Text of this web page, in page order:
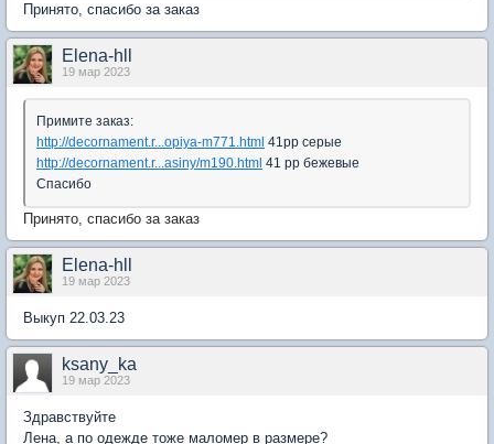
Принято, спасибо за заказ
Elena-hll
19 мар 2023
Примите заказ:
http://decornament.r...opiya-m771.html 41рр серые
http://decornament.r...asiny/m190.html 41 рр бежевые
Спасибо
Принято, спасибо за заказ
Elena-hll
19 мар 2023
Выкуп 22.03.23
ksany_ka
19 мар 2023
Здравствуйте
Лена, а по одежде тоже маломер в размере?